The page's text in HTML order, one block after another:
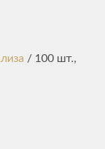
/ 100 шт.,